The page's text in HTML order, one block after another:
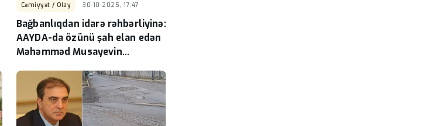
Cəmiyyət / Olay 30-10-2025, 17:47
Bağbanlıqdan idarə rəhbərliyinə:
AAYDA-da özünü şah elan edən
Məhəmməd Musayevin